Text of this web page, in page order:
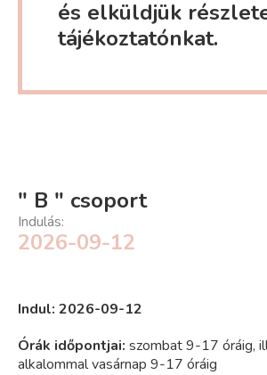
és elküldjük
tájékoztatónkat.
" B " csoport
Indulás:
2026-09-12
Indul: 2026-09-12
Órák időpontjai: szombat 9-17 óráig,
alkalommal vasárnap 9-17 óráig